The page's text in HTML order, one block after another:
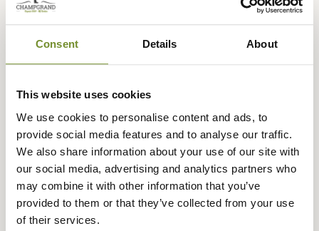
Consent Details About
This website uses cookies
We use cookies to personalise content and ads, to
provide social media features and to analyse our traffic.
We also share information about your use of our site with
our social media, advertising and analytics partners who
may combine it with other information that you’ve
provided to them or that they’ve collected from your use
of their services.
SITKA
Veste Traverse 2.0 Sitka
289,95 €